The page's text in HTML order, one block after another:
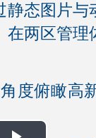
态图片与
两区管理
度俯瞰高